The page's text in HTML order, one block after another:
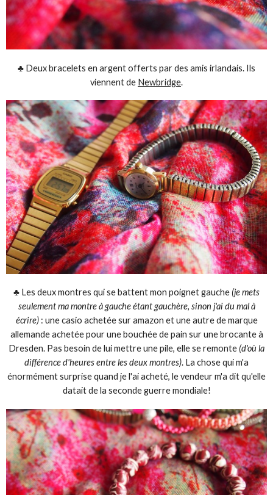
♣ Deux bracelets en argent offerts par des amis irlandais. Ils
viennent de Newbridge.
♣ Les deux montres qui se battent mon poignet gauche (je mets
seulement ma montre à gauche étant gauchère, sinon j'ai du mal à
écrire): une casio achetée sur amazon et une autre de marque
allemande achetée pour une bouchée de pain sur une brocante à
Dresden. Pas besoin de lui mettre une pile, elle se remonte (d'où la
différence d'heures entre les deux montres). La chose qui m'a
énormément surprise quand je l'ai acheté, le vendeur m'a dit qu'elle
datait de la seconde guerre mondiale!